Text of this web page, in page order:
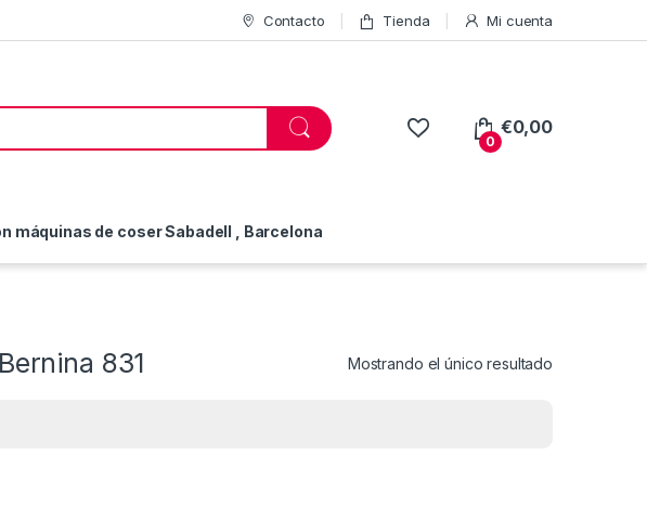
Contacto Tienda Mi cuenta
0
€0,00
máquinas de coser Sabadell , Barcelona
831 Mostrando el único resultado